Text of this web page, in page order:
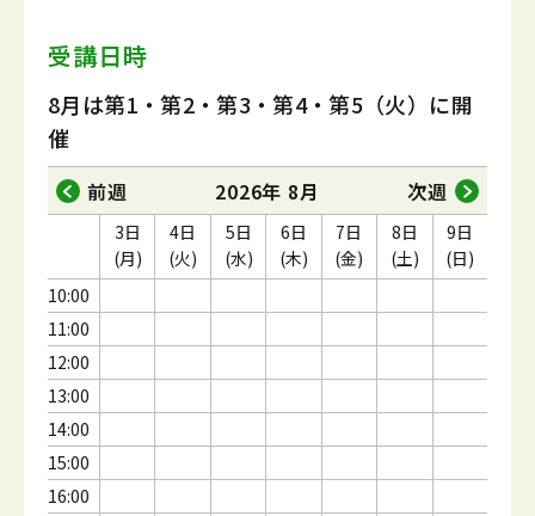
受講日時
8月は第1・第2・第3・第4・第5（火）に開
催
前週 2026年 8月 次週
10:00
11:00
12:00
13:00
14:00
15:00
16:00
3日
(月)
4日
(火)
5日
(水)
6日
(木)
7日
(金)
8日
(土)
9日
(日)